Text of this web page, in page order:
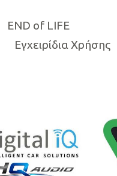
END of LIFE
Εγχειρίδια Χρήσης